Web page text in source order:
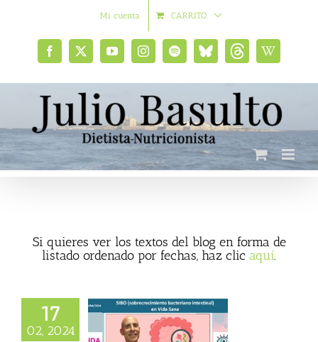
Mi cuenta CARRITO
Facebook
X YouTubeInstagramSpotifyBluesky
social
ThreadsWikipedia
Si quieres ver los textos del blog en forma de
listado ordenado por fechas, haz clic aquí.
17
02, 2024
intestinal) en